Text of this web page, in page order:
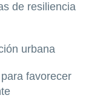
de resiliencia
urbana
para favorecer